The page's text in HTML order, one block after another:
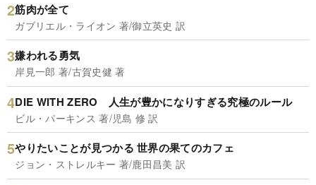
筋肉が全て
ガブリエル・ライオン 著/御立英史 訳
嫌われる勇気
岸見一郎 著/古賀史健 著
DIE WITH ZERO 人生が豊かになりすぎる究極のルール
ビル・パーキンス 著/児島 修 訳
やりたいことが見つかる 世界の果てのカフェ
ジョン・ストレルキー 著/鹿田昌美 訳